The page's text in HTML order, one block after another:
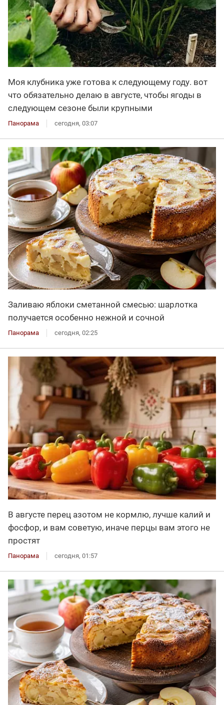
Моя клубника уже готова к следующему году. вот
что обязательно делаю в августе, чтобы ягоды в
следующем сезоне были крупными
Панорама сегодня, 03:07
Заливаю яблоки сметанной смесью: шарлотка
получается особенно нежной и сочной
Панорама сегодня, 02:25
В августе перец азотом не кормлю, лучше калий и
фосфор, и вам советую, иначе перцы вам этого не
простят
Панорама сегодня, 01:57